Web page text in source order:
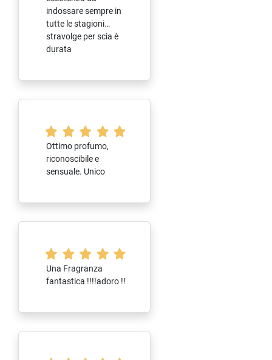
indossare sempre in
tutte le stagioni…
stravolge per scia è
durata
Ottimo profumo,
riconoscibile e
sensuale. Unico
Una Fragranza
fantastica !!!!adoro !!